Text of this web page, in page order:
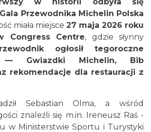
Przewodnika Michelin Polska
miała miejsce 27 maja 2026 roku
Congress Centre, gdzie słynny
ogłosił tegoroczne
— Gwiazdki Michelin, Bib
rekomendacje dla restauracji z
Sebastian Olma, a wśród
znaleźli się m.in. Ireneusz Raś -
w Ministerstwie Sportu i Turystyki